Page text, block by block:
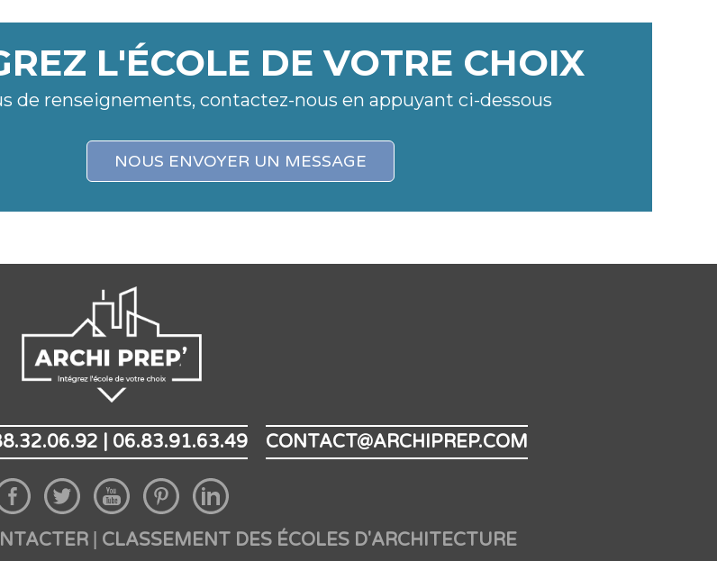
L'ÉCOLE DE VOTRE CHOIX
de renseignements, contactez-nous en appuyant ci-dessous
NOUS ENVOYER UN MESSAGE
| 06.83.91.63.49 CONTACT@ARCHIPREP.COM
| CLASSEMENT DES ÉCOLES D'ARCHITECTURE